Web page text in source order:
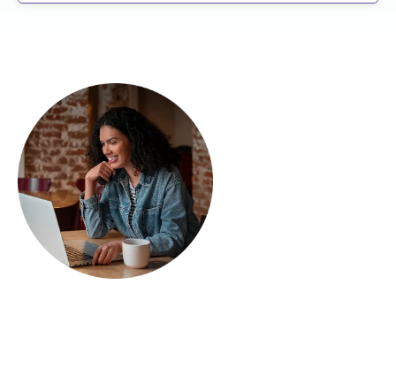
Gostou do artigo?